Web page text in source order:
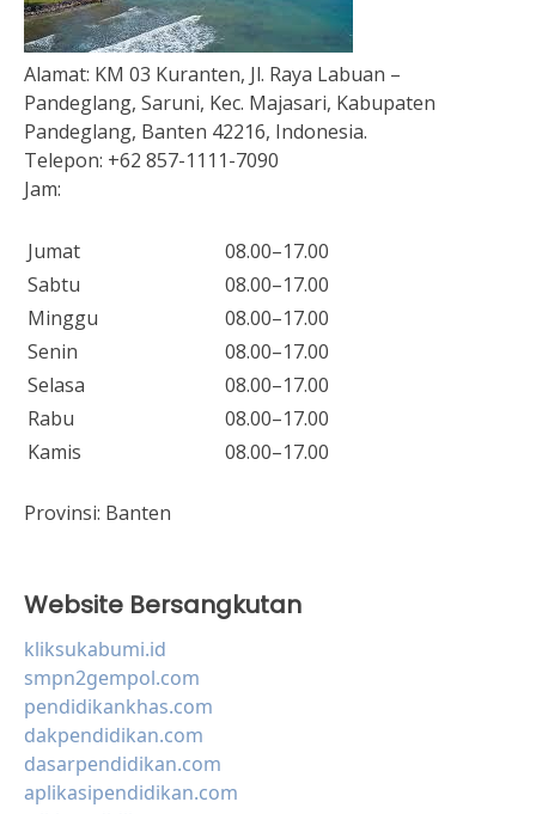
Alamat: KM 03 Kuranten, Jl. Raya Labuan –
Pandeglang, Saruni, Kec. Majasari, Kabupaten
Pandeglang, Banten 42216, Indonesia.
Telepon: +62 857-1111-7090
Jam:
Jumat
08.00–17.00
Sabtu
08.00–17.00
Minggu
08.00–17.00
Senin
08.00–17.00
Selasa
08.00–17.00
Rabu
08.00–17.00
Kamis
08.00–17.00
Provinsi: Banten
Website Bersangkutan
kliksukabumi.id
smpn2gempol.com
pendidikankhas.com
dakpendidikan.com
dasarpendidikan.com
aplikasipendidikan.com